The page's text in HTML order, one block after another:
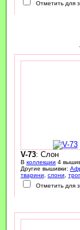
Отметить для
V-73: Слон
В коллекции 4
Другие вышивки:
тварини
слони
Отметить для